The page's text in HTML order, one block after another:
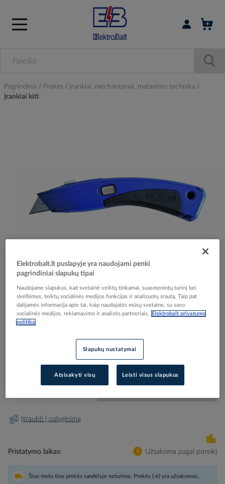
Prisijungti /
Pagrindinis Prekės
Įrankiai, mechanizmai, matavimo technika
Įrankiai kiti
the
beginning
Reali prekė gali skirtis nuo pavaizduotos nuotraukoje
Peilis su trapecine geležte metaliniu korpusu PSHM
- PROTEC
Elektrobalt prekės kodas
Gamintojo prekės kodas
Įtraukti į palyginimą
Pristatymo laikas Užsakoma pagal poreikį
Šiuo metu šios prekės sandėlyje neturime. Prekės (-ė) yra užsakomos,
Elektrobalt.lt puslapyje yra naudojami penki
pagrindiniai slapukų tipai
Naudojame slapukus, kad svetainė veiktų tinkamai, suasmenintų turinį bei
skelbimus, teiktų socialinės medijos funkcijas ir analizuotų srautą. Taip pat
dalijamės informacija apie tai, kaip naudojatės mūsų svetaine, su savo
socialinės medijos, reklamavimo ir analizės partneriais.
Elektrobalt privatumo
politika
Slapukų nustatymai
Atsisakyti visų Leisti visus slapukus